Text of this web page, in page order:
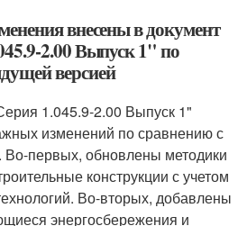
внесены в документ
2.00 Выпуск 1" по
версией
1.045.9-2.00 Выпуск 1"
изменений по сравнению с
первых, обновлены методики
конструкции с учетом
Во-вторых, добавлены
энергосбережения и